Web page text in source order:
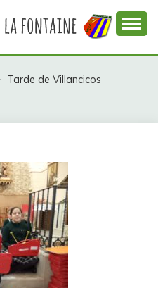
LA
Tarde de Villancicos